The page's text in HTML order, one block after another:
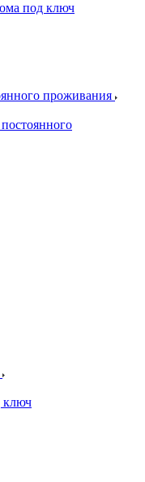
под ключ
проживания
ключ